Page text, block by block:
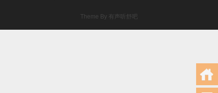
Theme By 有声听舒吧